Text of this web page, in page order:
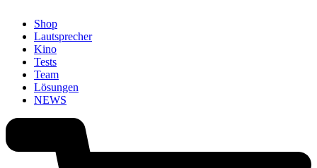
Shop
Lautsprecher
Kino
Tests
Team
Lösungen
NEWS